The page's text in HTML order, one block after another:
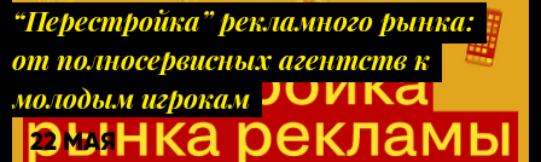
“Перестройка” рекламного рынка:
от полносервисных агентств к
молодым игрокам
22 МАЯ